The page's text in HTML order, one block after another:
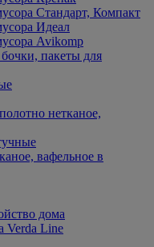
Стандарт, Компакт
Идеал
Avikomp
пакеты для
нетканое,
вафельное в
дома
Verda Line